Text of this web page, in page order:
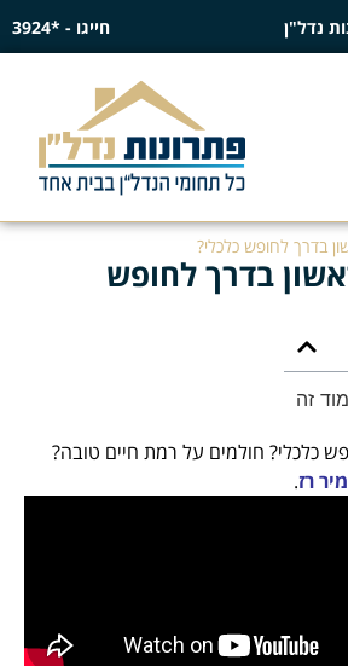
נדל"ן חייגו - *3924
בדרך לחופש כלכלי?
בדרך לחופש
זה
כלכלי? חולמים על רמת חיים טובה?
מיר רז.